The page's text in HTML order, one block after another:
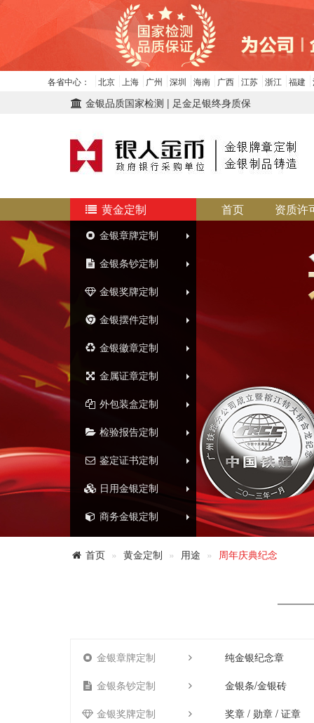
各省中心： 北京 上海 广州 深圳 海南 广西 江苏 浙江 福建
金银品质国家检测 | 足金足银终身质保
黄金定制
金银章牌定制
金银条钞定制
金银奖牌定制
金银摆件定制
金银徽章定制
金属证章定制
外包装盒定制
检验报告定制
鉴定证书定制
日用金银定制
商务金银定制
首页 资质许
首页 黄金定制 用途 周年庆典纪念
金银章牌定制
纯金银纪念章
金银条钞定制
金银条/金银砖
金银奖牌定制
奖章 / 勋章 / 证章